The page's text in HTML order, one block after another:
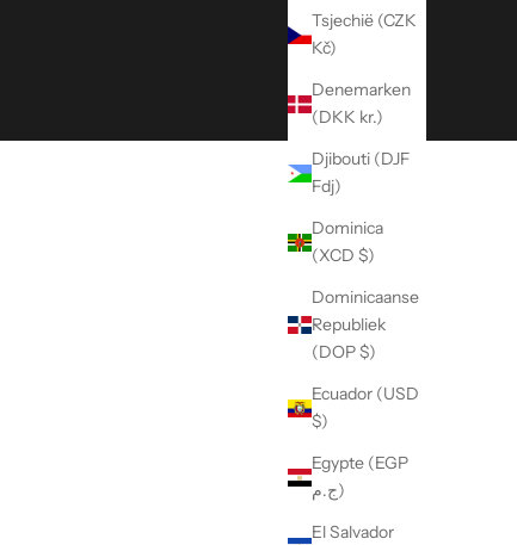
Tsjechië (CZK
Kč)
Denemarken
(DKK kr.)
Djibouti (DJF
Fdj)
Dominica
(XCD $)
Dominicaanse
Republiek
(DOP $)
Ecuador (USD
$)
Egypte (EGP
ج.م)
El Salvador